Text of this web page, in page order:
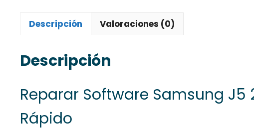
Descripción Valoraciones (0)
Descripción
Reparar Software Samsung J5
Rápido